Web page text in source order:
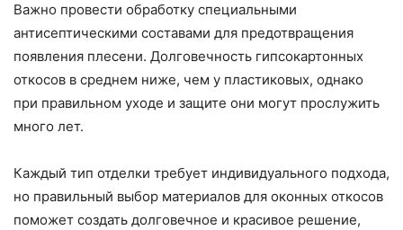
Важно провести обработку специальными
антисептическими составами для предотвращения
появления плесени. Долговечность гипсокартонных
откосов в среднем ниже, чем у пластиковых, однако
при правильном уходе и защите они могут прослужить
много лет.
Каждый тип отделки требует индивидуального подхода,
но правильный выбор материалов для оконных откосов
поможет создать долговечное и красивое решение,